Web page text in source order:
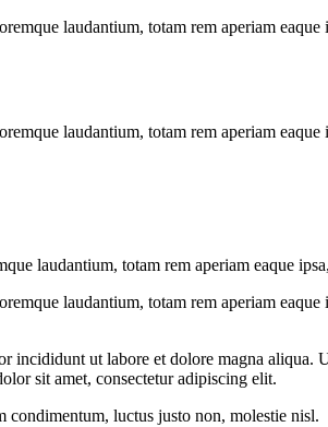
laudantium, totam rem aperiam
laudantium, totam rem aperiam
laudantium, totam rem aperiam eaque
laudantium, totam rem aperiam
incididunt ut labore et dolore magna
sit amet, consectetur adipiscing elit.
luctus justo non, molestie nisl.